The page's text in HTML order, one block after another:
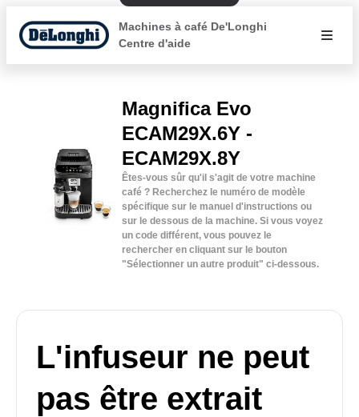
Machines à café De'Longhi
Centre d'aide
Magnifica Evo
ECAM29X.6Y -
ECAM29X.8Y
Êtes-vous sûr qu'il s'agit de votre machine
café ? Recherchez le numéro de modèle
spécifique sur le manuel d'instructions ou
sur le dessous de la machine. Si vous voyez
un code différent, vous pouvez le
rechercher en cliquant sur le bouton
"Sélectionner un autre produit" ci-dessous.
L'infuseur ne peut
pas être extrait